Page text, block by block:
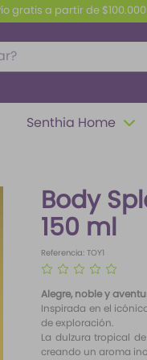
gratis a partir de $100.000
Senthia Home
Body
150 ml
Referencia:TOY1
Alegre, noble y
Inspirada en el
de exploración.
La dulzura tropical
creando un aroma